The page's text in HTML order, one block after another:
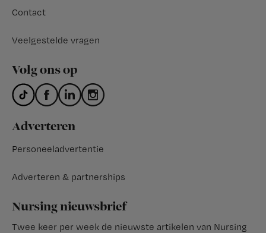
Contact
Veelgestelde vragen
Volg ons op
Adverteren
Personeeladvertentie
Adverteren & partnerships
Nursing nieuwsbrief
Twee keer per week de nieuwste artikelen van Nursing